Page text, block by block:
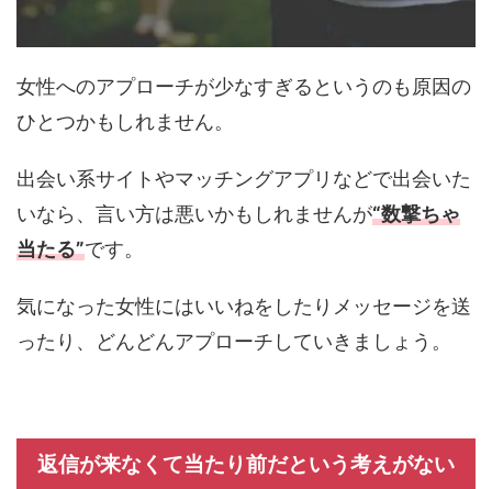
女性へのアプローチが少なすぎるというのも原因の
ひとつかもしれません。
出会い系サイトやマッチングアプリなどで出会いた
いなら、言い方は悪いかもしれませんが“数撃ちゃ
当たる”です。
気になった女性にはいいねをしたりメッセージを送
ったり、どんどんアプローチしていきましょう。
返信が来なくて当たり前だという考えがない